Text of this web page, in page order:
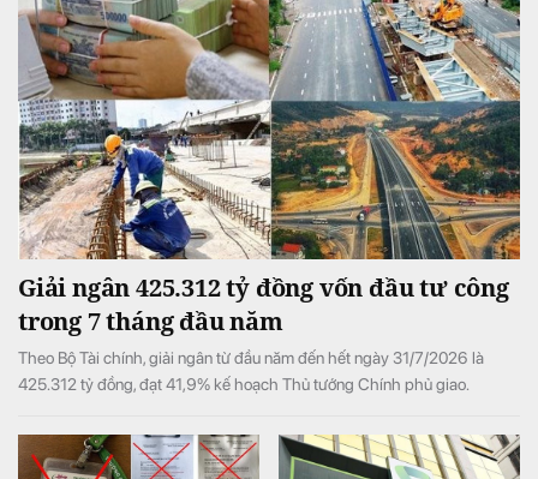
Giải ngân 425.312 tỷ đồng vốn đầu tư công
trong 7 tháng đầu năm
Theo Bộ Tài chính, giải ngân từ đầu năm đến hết ngày 31/7/2026 là
425.312 tỷ đồng, đạt 41,9% kế hoạch Thủ tướng Chính phủ giao.